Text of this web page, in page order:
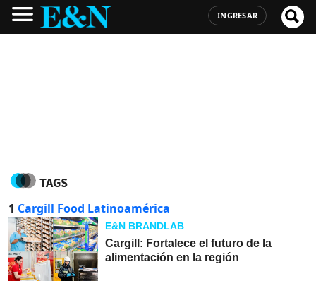
INGRESAR
TAGS
1 Cargill Food Latinoamérica
E&N BRANDLAB
Cargill: Fortalece el futuro de la
alimentación en la región